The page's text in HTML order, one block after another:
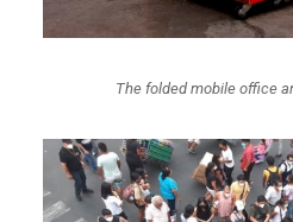
The folded mobile office